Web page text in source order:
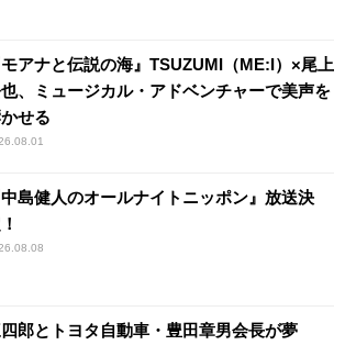
モアナと伝説の海』TSUZUMI（ME:I）×尾上
、ミュージカル・アドベンチャーで美声を
せる
中島健人のオールナイトニッポン』放送決
郎とトヨタ自動車・豊田章男会長が夢